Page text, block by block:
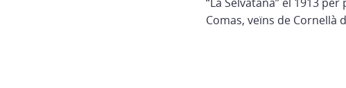
Comas, veïns de Cornellà